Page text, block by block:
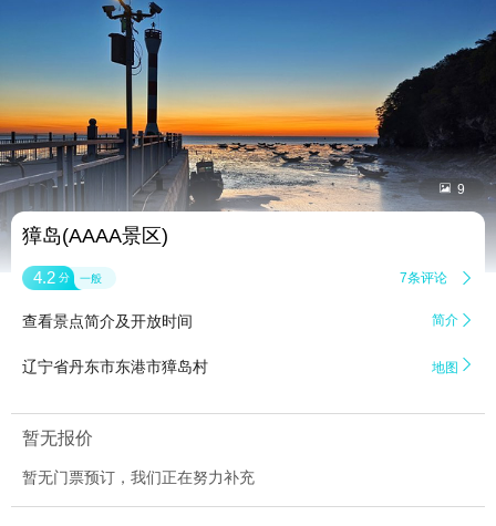
 9
獐岛(AAAA景区)
4.2 分 一般 7条评论 
查看景点简介及开放时间 简介 
辽宁省丹东市东港市獐岛村 地图 
暂无报价
暂无门票预订，我们正在努力补充